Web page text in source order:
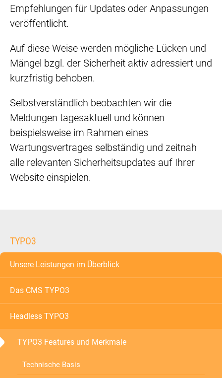
Empfehlungen für Updates oder Anpassungen
veröffentlicht.
Auf diese Weise werden mögliche Lücken und
Mängel bzgl. der Sicherheit aktiv adressiert und
kurzfristig behoben.
Selbstverständlich beobachten wir die
Meldungen tagesaktuell und können
beispielsweise im Rahmen eines
Wartungsvertrages selbständig und zeitnah
alle relevanten Sicherheitsupdates auf Ihrer
Website einspielen.
TYPO3
Unsere Leistungen im Überblick
Das CMS TYPO3
Headless TYPO3
TYPO3 Features und Merkmale
Technische Basis